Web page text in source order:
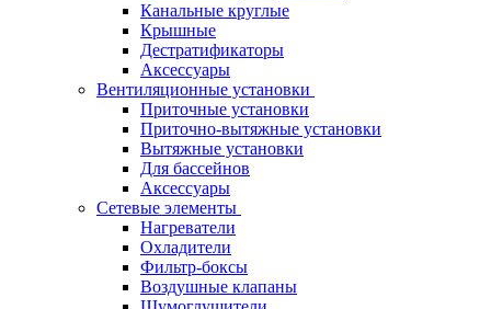
Канальные круглые
Крышные
Дестратификаторы
Аксессуары
Вентиляционные установки
Приточные установки
Приточно-вытяжные установки
Вытяжные установки
Для бассейнов
Аксессуары
Сетевые элементы
Нагреватели
Охладители
Фильтр-боксы
Воздушные клапаны